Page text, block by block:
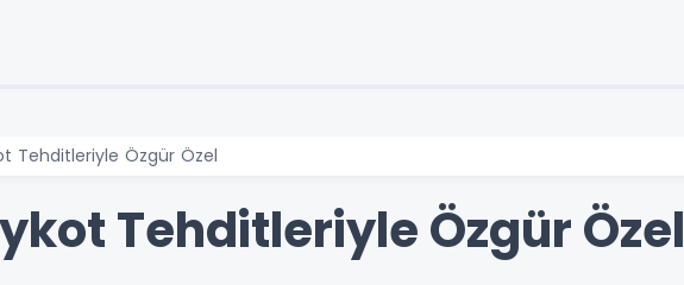
Tehditleriyle Özgür Özel
Tehditleriyle Özgür Özel